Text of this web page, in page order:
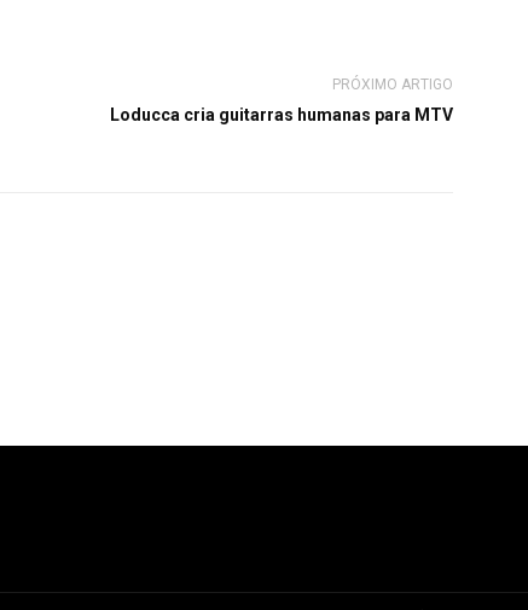
PRÓXIMO ARTIGO
Loducca cria guitarras humanas para MTV